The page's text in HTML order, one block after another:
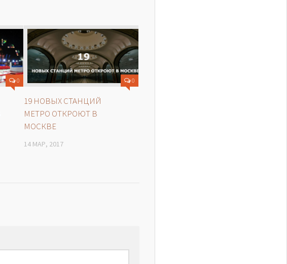
0 0
19 НОВЫХ СТАНЦИЙ
МЕТРО ОТКРОЮТ В
МОСКВЕ
14 МАР, 2017